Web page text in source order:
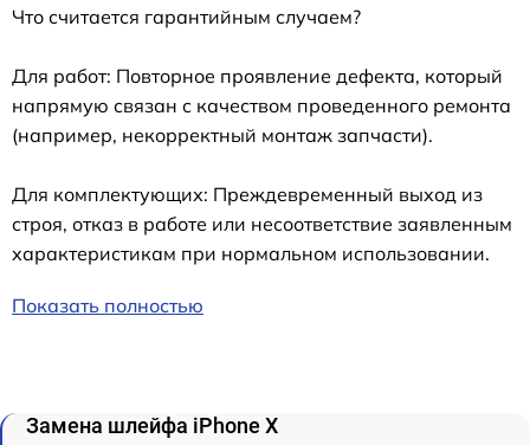
Что считается гарантийным случаем?
Для работ: Повторное проявление дефекта, который
напрямую связан с качеством проведенного ремонта
(например, некорректный монтаж запчасти).
Для комплектующих: Преждевременный выход из
строя, отказ в работе или несоответствие заявленным
характеристикам при нормальном использовании.
Показать полностью
Замена шлейфа iPhone X